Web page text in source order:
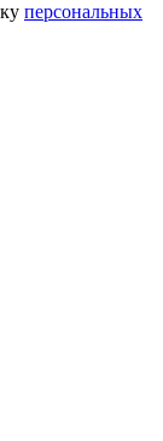
персональных